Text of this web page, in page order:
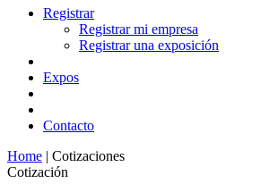
Registrar
Registrar mi empresa
Registrar una exposición
Expos
Contacto
Home | Cotizaciones
Cotización